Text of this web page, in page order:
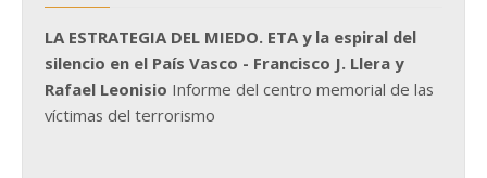
LA ESTRATEGIA DEL MIEDO. ETA y la espiral del
silencio en el País Vasco - Francisco J. Llera y
Rafael Leonisio Informe del centro memorial de las
víctimas del terrorismo